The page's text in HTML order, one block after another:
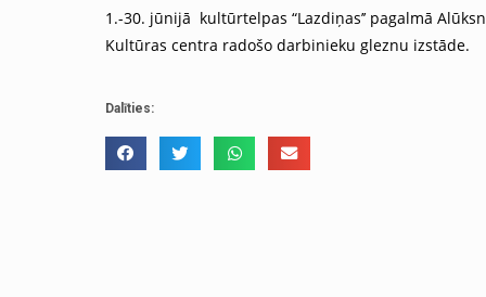
1.-30. jūnijā kultūrtelpas “Lazdiņas’’ pagalmā
Kultūras centra radošo darbinieku gleznu izstāde.
Dalīties: